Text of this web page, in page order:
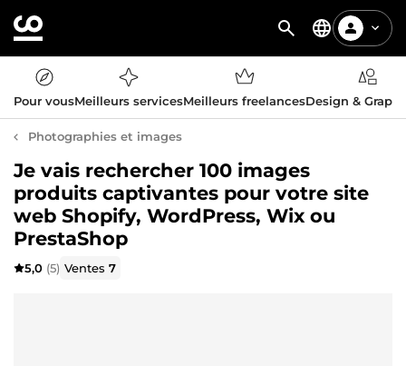
Pour vousMeilleurs servicesMeilleurs freelancesDesign &
Photographies et images
Je vais rechercher 100 images
produits captivantes pour votre site
web Shopify, WordPress, Wix ou
PrestaShop
5,0 (5) Ventes7